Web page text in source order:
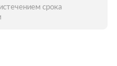
срока